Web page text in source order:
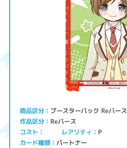
商品区分 ブースターパック Reバース
作品区分 Reバース
コスト レアリティ P
カード種類 パートナー